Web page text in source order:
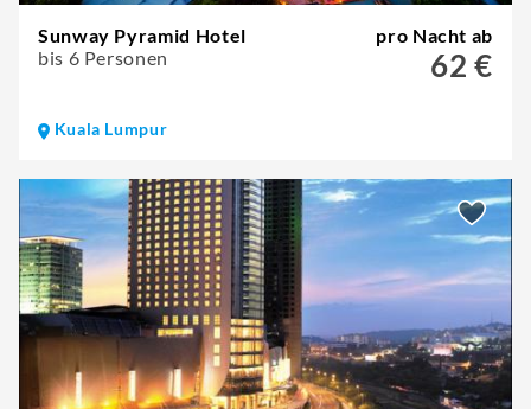
Sunway Pyramid Hotel
bis 6 Personen
pro Nacht ab
62 €
Kuala Lumpur